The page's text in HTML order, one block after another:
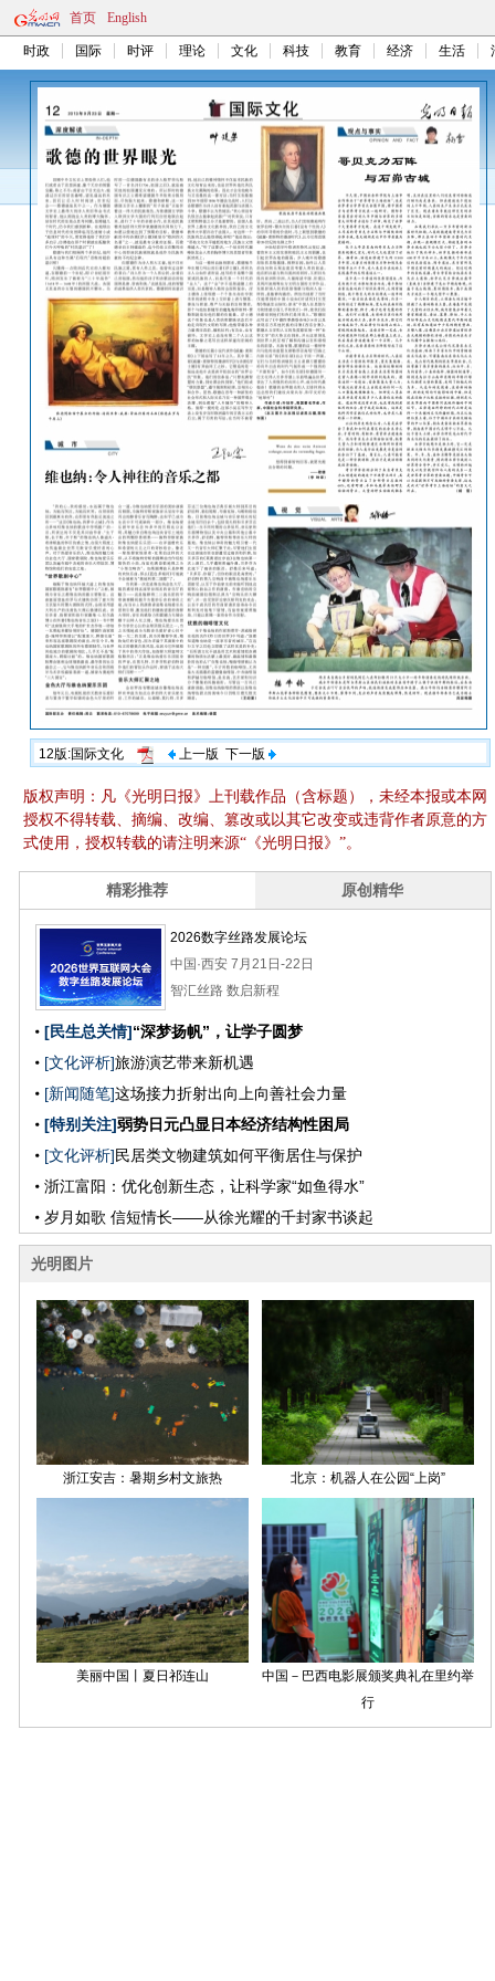
首页 English
时政 国际 时评 理论 文化 科技 教育 经济 生活
12版:国际文化 上一版 下一版
版权声明：凡《光明日报》上刊载作品（含标题），未经本报或本网
授权不得转载、摘编、改编、篡改或以其它改变或违背作者原意的方
式使用，授权转载的请注明来源“《光明日报》”。